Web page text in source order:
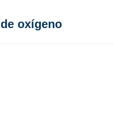
oxígeno